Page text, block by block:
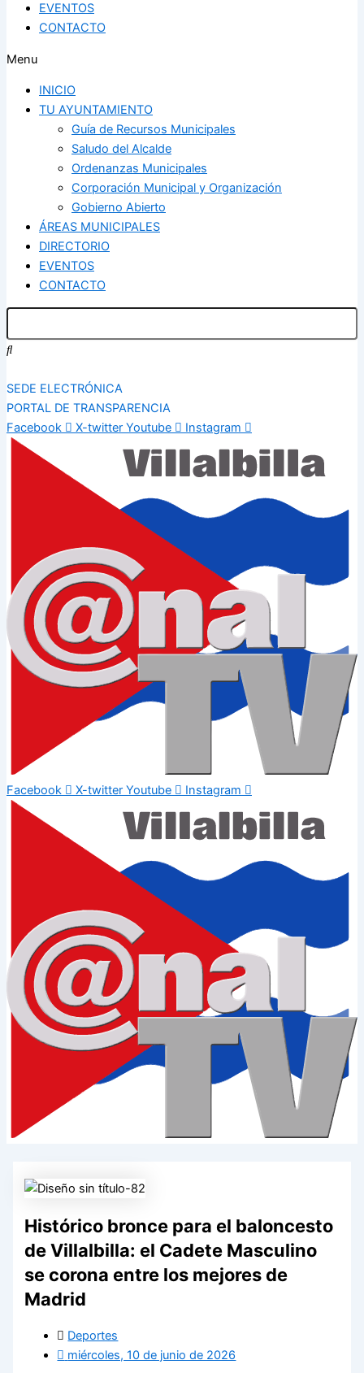
EVENTOS
CONTACTO
Menu
INICIO
TU AYUNTAMIENTO
Guía de Recursos Municipales
Saludo del Alcalde
Ordenanzas Municipales
Corporación Municipal y Organización
Gobierno Abierto
ÁREAS MUNICIPALES
DIRECTORIO
EVENTOS
CONTACTO
SEDE ELECTRÓNICA
PORTAL DE TRANSPARENCIA
Facebook
X-twitter Youtube Instagram
Facebook X-twitter Youtube Instagram
Histórico bronce para el baloncesto
de Villalbilla: el Cadete Masculino
se corona entre los mejores de
Madrid
Deportes
miércoles, 10 de junio de 2026